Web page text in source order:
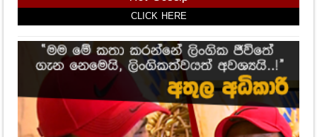
CLICK HERE